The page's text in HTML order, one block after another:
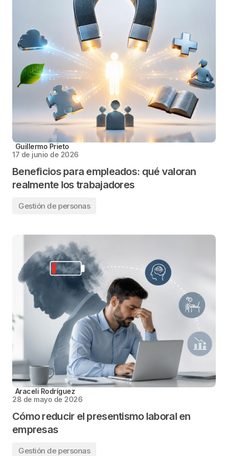
Guillermo Prieto
17 de junio de 2026
Beneficios para empleados: qué valoran
realmente los trabajadores
Gestión de personas
Araceli Rodríguez
28 de mayo de 2026
Cómo reducir el presentismo laboral en
empresas
Gestión de personas